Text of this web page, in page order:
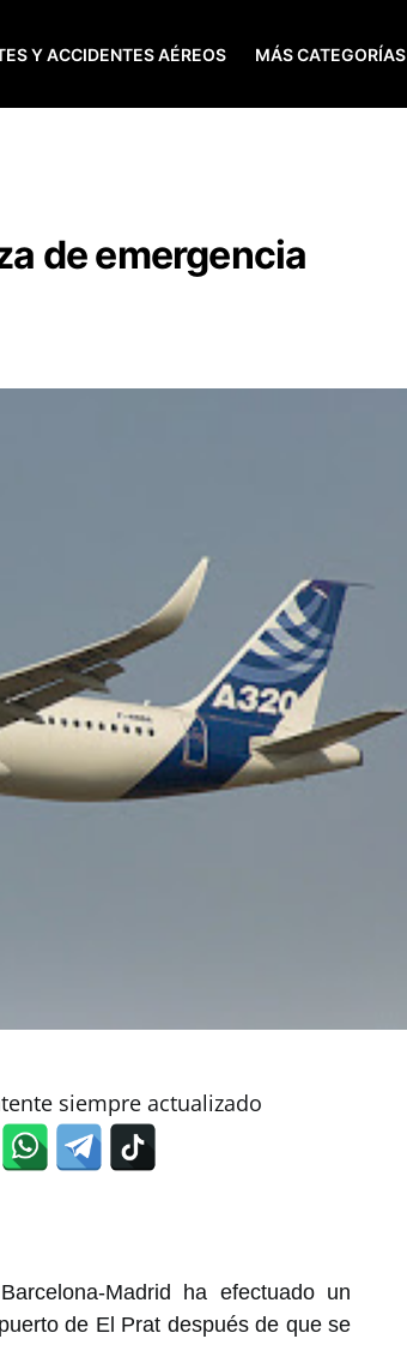
Y ACCIDENTES AÉREOS MÁS CATEGORÍAS
de emergencia
siempre actualizado
Madrid ha efectuado un
de El Prat después de que se